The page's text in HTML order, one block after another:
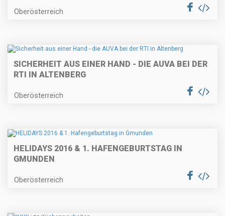
Oberösterreich
SICHERHEIT AUS EINER HAND - DIE AUVA BEI DER
RTI IN ALTENBERG
Oberösterreich
HELIDAYS 2016 & 1. HAFENGEBURTSTAG IN
GMUNDEN
Oberösterreich